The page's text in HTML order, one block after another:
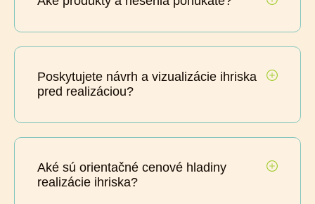
Poskytujete návrh a vizualizácie ihriska
pred realizáciou?
Aké sú orientačné cenové hladiny
realizácie ihriska?